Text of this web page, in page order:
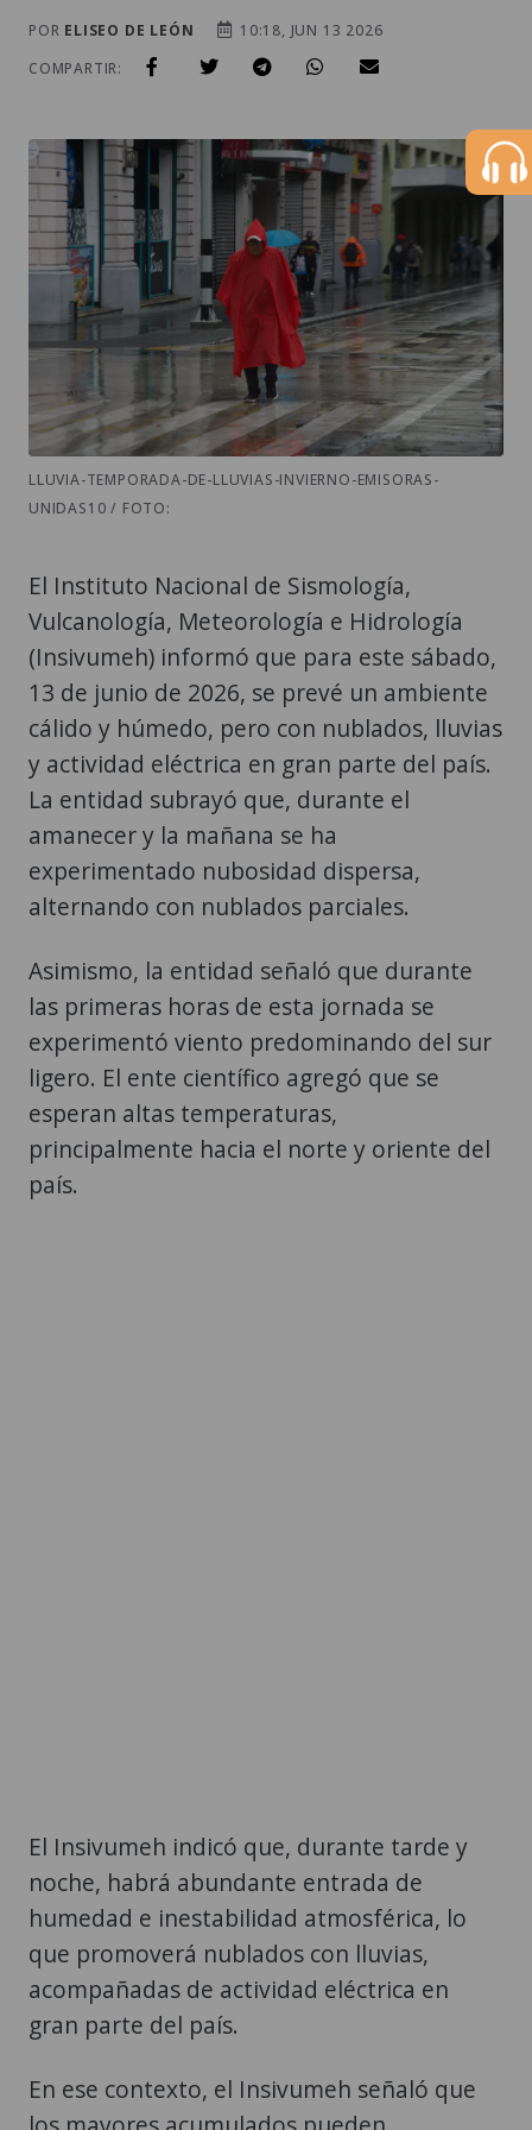
POR ELISEO DE LEÓN
10:18, JUN 13 2026
COMPARTIR:
LLUVIA-TEMPORADA-DE-LLUVIAS-INVIERNO-EMISORAS-
UNIDAS10 / FOTO:
El Instituto Nacional de Sismología,
Vulcanología, Meteorología e Hidrología
(Insivumeh) informó que para este sábado,
13 de junio de 2026, se prevé un ambiente
cálido y húmedo, pero con nublados, lluvias
y actividad eléctrica en gran parte del país.
La entidad subrayó que, durante el
amanecer y la mañana se ha
experimentado nubosidad dispersa,
alternando con nublados parciales.
Asimismo, la entidad señaló que durante
las primeras horas de esta jornada se
experimentó viento predominando del sur
ligero. El ente científico agregó que se
esperan altas temperaturas,
principalmente hacia el norte y oriente del
país.
El Insivumeh indicó que, durante tarde y
noche, habrá abundante entrada de
humedad e inestabilidad atmosférica, lo
que promoverá nublados con lluvias,
acompañadas de actividad eléctrica en
gran parte del país.
En ese contexto, el Insivumeh señaló que